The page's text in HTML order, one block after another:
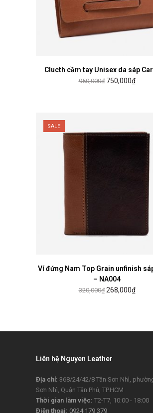
MUA HÀNG
Clucth cầm tay Unisex da sáp
950,000₫ 750,000₫
SALE
MUA HÀNG
Ví đứng Nam Top Grain unfinish
– NA004
320,000₫ 268,000₫
Liên hệ Nguyen Leather
Địa chỉ: 368/24/42/8 Tân Sơn Nhì,
Sơn Nhì, Quận Tân Phú, TP.HCM
Thời gian làm việc: T2-T7, 10:00 - 18:00
Điện thoại: 0924 179 379